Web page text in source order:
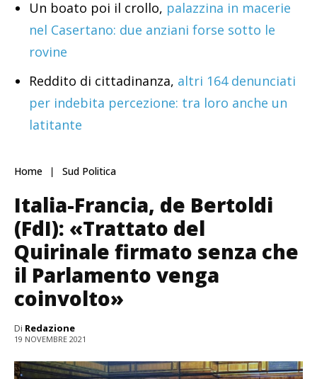
Un boato poi il crollo, palazzina in macerie
nel Casertano: due anziani forse sotto le
rovine
Reddito di cittadinanza, altri 164 denunciati
per indebita percezione: tra loro anche un
latitante
Home Sud Politica
Italia-Francia, de Bertoldi
(FdI): «Trattato del
Quirinale firmato senza che
il Parlamento venga
coinvolto»
Di Redazione
19 NOVEMBRE 2021